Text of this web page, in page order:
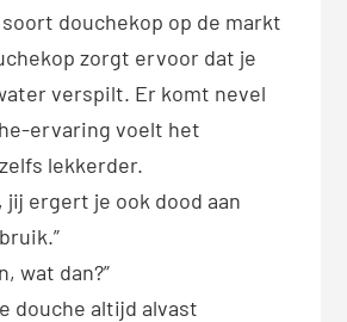
douchekop op de markt
zorgt ervoor dat je
verspilt. Er komt nevel
ervaring voelt het
lekkerder.
jij ergert je ook dood aan
wat dan?”
douche altijd alvast